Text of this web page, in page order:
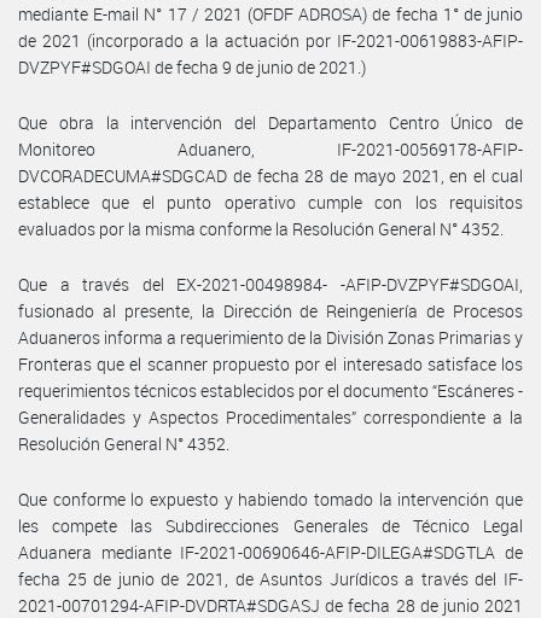
mediante E-mail N° 17 / 2021 (OFDF ADROSA) de fecha 1° de junio
de 2021 (incorporado a la actuación por IF-2021-00619883-AFIP-
DVZPYF#SDGOAI de fecha 9 de junio de 2021.)
Que obra la intervención del Departamento Centro Único de
Monitoreo Aduanero, IF-2021-00569178-AFIP-
DVCORADECUMA#SDGCAD de fecha 28 de mayo 2021, en el cual
establece que el punto operativo cumple con los requisitos
evaluados por la misma conforme la Resolución General N° 4352.
Que a través del EX-2021-00498984- -AFIP-DVZPYF#SDGOAI,
fusionado al presente, la Dirección de Reingeniería de Procesos
Aduaneros informa a requerimiento de la División Zonas Primarias y
Fronteras que el scanner propuesto por el interesado satisface los
requerimientos técnicos establecidos por el documento “Escáneres -
Generalidades y Aspectos Procedimentales” correspondiente a la
Resolución General N° 4352.
Que conforme lo expuesto y habiendo tomado la intervención que
les compete las Subdirecciones Generales de Técnico Legal
Aduanera mediante IF-2021-00690646-AFIP-DILEGA#SDGTLA de
fecha 25 de junio de 2021, de Asuntos Jurídicos a través del IF-
2021-00701294-AFIP-DVDRTA#SDGASJ de fecha 28 de junio 2021